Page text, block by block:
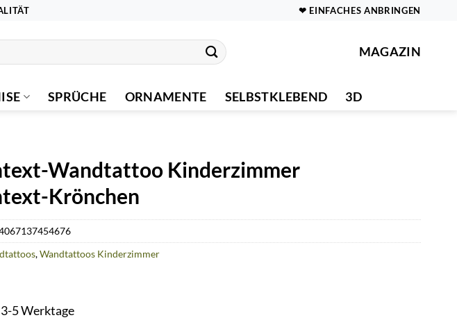
❤ EINFACHES ANBRINGEN
MAGAZIN
SPRÜCHE ORNAMENTE SELBSTKLEBEND 3D
Wandtattoo Kinderzimmer
Krönchen
5 Werktage
,Wandtattoos Kinderzimmer